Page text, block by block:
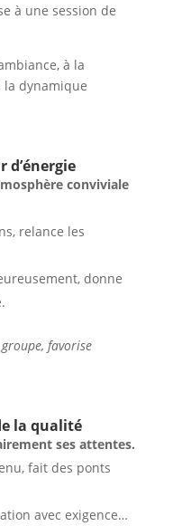
à une session de
à la
la dynamique
d’énergie
conviviale
relance les
donne
favorise
la qualité
ses attentes.
fait des ponts
avec exigence…